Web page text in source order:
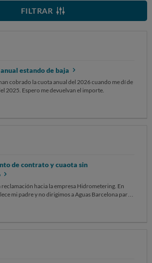
FILTRAR
estando de baja
cobrado la cuota anual del 2026 cuando me dí de
2025. Espero me devuelvan el importe.
de contrato y cuaota sin
hacia la empresa Hidrometering. En
mi padre y no dirigimos a Aguas Barcelona para
contrato a firmar y vemos que nos han cobrado
que ellos no han dado orden a tal empresa
e